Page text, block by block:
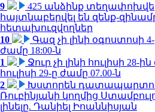
9
425 անձինք տեղափոխվել
հայտնաբերվել են զենք-
հետախուզվողներ
10
Գազ չի լինի օգոստոսի
ժամը 18:00-ն
1
Ջուր չի լինի հուլիսի 28-
հուլիսի 29-ը ժամը 07.00-ն
2
Խստորեն
Ռուբինյանի կողմից
լինելը. Դանիել Իոաննիսյան